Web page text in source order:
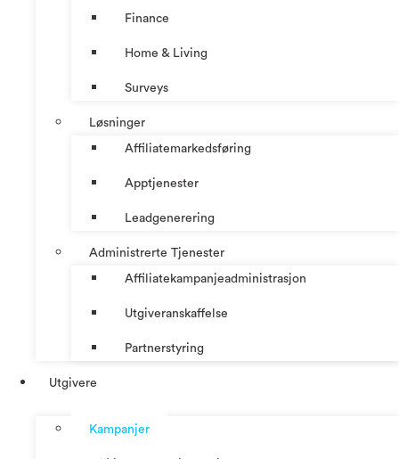
Finance
Home & Living
Surveys
Løsninger
Affiliatemarkedsføring
Apptjenester
Leadgenerering
Administrerte Tjenester
Affiliatekampanjeadministrasjon
Utgiveranskaffelse
Partnerstyring
Utgivere
Kampanjer